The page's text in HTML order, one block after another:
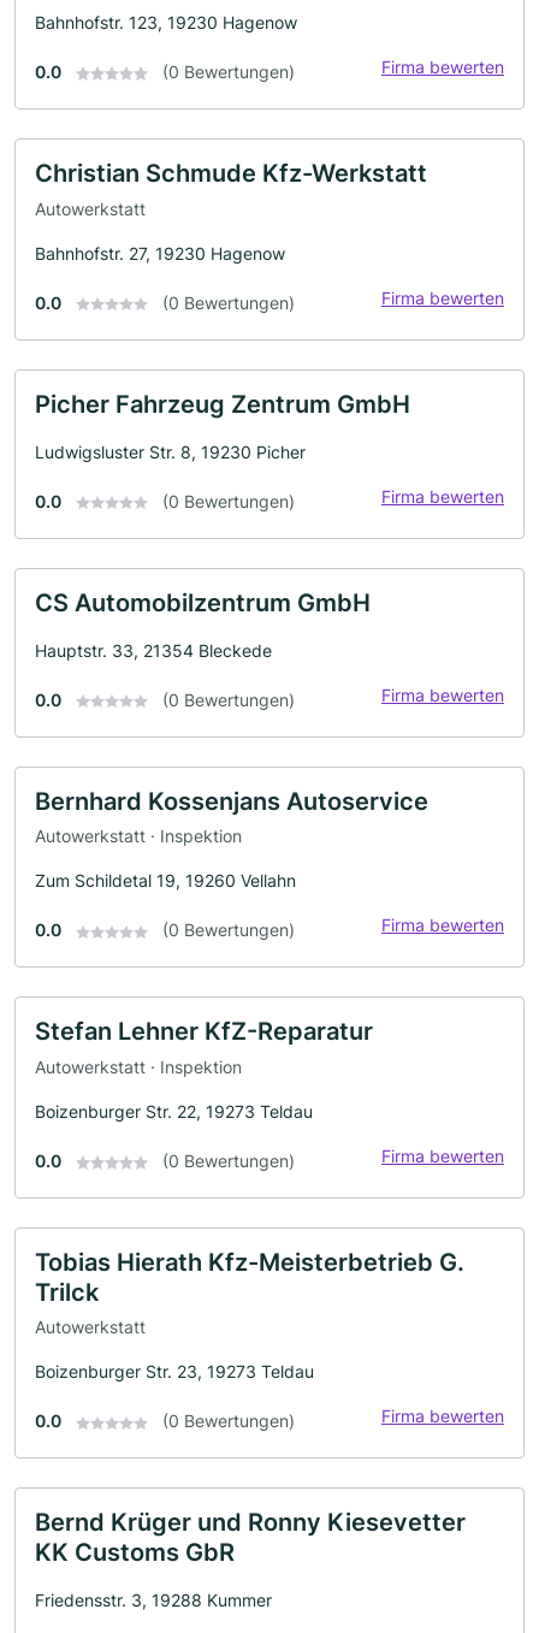
Bahnhofstr. 123, 19230 Hagenow
0.0 (0 Bewertungen) Firma bewerten
Christian Schmude Kfz-Werkstatt
Autowerkstatt
Bahnhofstr. 27, 19230 Hagenow
0.0 (0 Bewertungen) Firma bewerten
Picher Fahrzeug Zentrum GmbH
Ludwigsluster Str. 8, 19230 Picher
0.0 (0 Bewertungen) Firma bewerten
CS Automobilzentrum GmbH
Hauptstr. 33, 21354 Bleckede
0.0 (0 Bewertungen) Firma bewerten
Bernhard Kossenjans Autoservice
Autowerkstatt · Inspektion
Zum Schildetal 19, 19260 Vellahn
0.0 (0 Bewertungen) Firma bewerten
Stefan Lehner KfZ-Reparatur
Autowerkstatt · Inspektion
Boizenburger Str. 22, 19273 Teldau
0.0 (0 Bewertungen) Firma bewerten
Tobias Hierath Kfz-Meisterbetrieb G.
Trilck
Autowerkstatt
Boizenburger Str. 23, 19273 Teldau
0.0 (0 Bewertungen) Firma bewerten
Bernd Krüger und Ronny Kiesevetter
KK Customs GbR
Friedensstr. 3, 19288 Kummer